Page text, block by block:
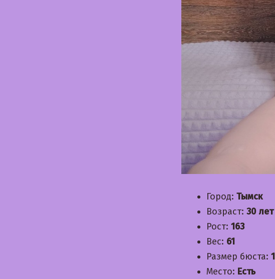
Город: Тымск
Возраст: 30 лет
Рост: 163
Вес: 61
Размер бюста: 1
Место: Есть